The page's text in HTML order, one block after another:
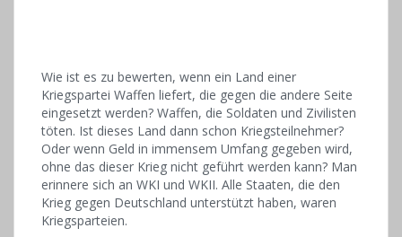
Wie ist es zu bewerten, wenn ein Land einer
Kriegspartei Waffen liefert, die gegen die andere Seite
eingesetzt werden? Waffen, die Soldaten und Zivilisten
töten. Ist dieses Land dann schon Kriegsteilnehmer?
Oder wenn Geld in immensem Umfang gegeben wird,
ohne das dieser Krieg nicht geführt werden kann? Man
erinnere sich an WKI und WKII. Alle Staaten, die den
Krieg gegen Deutschland unterstützt haben, waren
Kriegsparteien.